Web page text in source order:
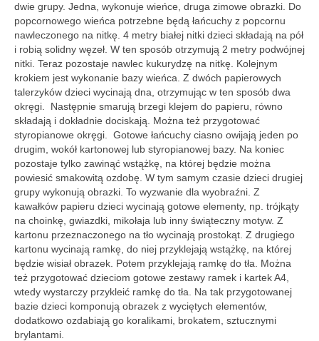
Galeria 2017
O bibliotece
Historia
Misja
Wizja
Internet
Kontakt
Dane kontaktowe
Nota prawna
dwie grupy. Jedna, wykonuje wieńce, druga zimowe obrazki. Do
popcornowego wieńca potrzebne będą łańcuchy z popcornu
nawleczonego na nitkę. 4 metry białej nitki dzieci składają na pół
i robią solidny węzeł. W ten sposób otrzymują 2 metry podwójnej
nitki. Teraz pozostaje nawlec kukurydzę na nitkę. Kolejnym
krokiem jest wykonanie bazy wieńca. Z dwóch papierowych
talerzyków dzieci wycinają dna, otrzymując w ten sposób dwa
okręgi. Następnie smarują brzegi klejem do papieru, równo
składają i dokładnie dociskają. Można też przygotować
styropianowe okręgi. Gotowe łańcuchy ciasno owijają jeden po
drugim, wokół kartonowej lub styropianowej bazy. Na koniec
pozostaje tylko zawinąć wstążkę, na której będzie można
powiesić smakowitą ozdobę. W tym samym czasie dzieci drugiej
grupy wykonują obrazki. To wyzwanie dla wyobraźni. Z
kawałków papieru dzieci wycinają gotowe elementy, np. trójkąty
na choinkę, gwiazdki, mikołaja lub inny świąteczny motyw. Z
kartonu przeznaczonego na tło wycinają prostokąt. Z drugiego
kartonu wycinają ramkę, do niej przyklejają wstążkę, na której
będzie wisiał obrazek. Potem przyklejają ramkę do tła. Można
też przygotować dzieciom gotowe zestawy ramek i kartek A4,
wtedy wystarczy przykleić ramkę do tła. Na tak przygotowanej
bazie dzieci komponują obrazek z wyciętych elementów,
dodatkowo ozdabiają go koralikami, brokatem, sztucznymi
brylantami.